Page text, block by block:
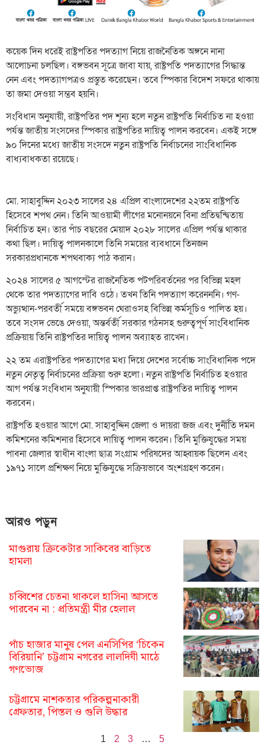
কয়েক দিন ধরেই রাষ্ট্রপতির পদত্যাগ নিয়ে রাজনৈতিক অঙ্গনে নানা
আলোচনা চলছিল। বঙ্গভবন সূত্রে জাবা যায়, রাষ্ট্রপতি পদত্যাগের সিদ্ধান্ত
নেন এবং পদত্যাগপত্রও প্রস্তুত করেছেন। তবে স্পিকার বিদেশ সফরে থাকায়
তা জমা দেওয়া সম্ভব হয়নি।
সংবিধান অনুযায়ী, রাষ্ট্রপতির পদ শূন্য হলে নতুন রাষ্ট্রপতি নির্বাচিত না হওয়া
পর্যন্ত জাতীয় সংসদের স্পিকার রাষ্ট্রপতির দায়িত্ব পালন করবেন। একই সঙ্গে
৯০ দিনের মধ্যে জাতীয় সংসদে নতুন রাষ্ট্রপতি নির্বাচনের সাংবিধানিক
বাধ্যবাধকতা রয়েছে।
মো. সাহাবুদ্দিন ২০২৩ সালের ২৪ এপ্রিল বাংলাদেশের ২২তম রাষ্ট্রপতি
হিসেবে শপথ নেন। তিনি আওয়ামী লীগের মনোনয়নে বিনা প্রতিদ্বন্দ্বিতায়
নির্বাচিত হন। তার পাঁচ বছরের মেয়াদ ২০২৮ সালের এপ্রিল পর্যন্ত থাকার
কথা ছিল। দায়িত্ব পালনকালে তিনি সময়ের ব্যবধানে তিনজন
সরকারপ্রধানকে শপথবাক্য পাঠ করান।
২০২৪ সালের ৫ আগস্টের রাজনৈতিক পটপরিবর্তনের পর বিভিন্ন মহল
থেকে তার পদত্যাগের দাবি ওঠে। তখন তিনি পদত্যাগ করেনননি। গণ-
অভ্যুত্থান-পরবর্তী সময়ে বঙ্গভবন ঘেরাওসহ বিভিন্ন কর্মসূচিও পালিত হয়।
তবে সংসদ ভেঙে দেওয়া, অন্তর্বর্তী সরকার গঠনসহ গুরুত্বপূর্ণ সাংবিধানিক
প্রক্রিয়ায় তিনি রাষ্ট্রপতির দায়িত্ব পালন অব্যাহত রাখেন।
২২ তম এরাষ্ট্রপতির পদত্যাগের মধ্য দিয়ে দেশের সর্বোচ্চ সাংবিধানিক পদে
নতুন নেতৃত্ব নির্বাচনের প্রক্রিয়া শুরু হলো। নতুন রাষ্ট্রপতি নির্বাচিত হওয়ার
আগ পর্যন্ত সংবিধান অনুযায়ী স্পিকার ভারপ্রাপ্ত রাষ্ট্রপতির দায়িত্ব পালন
করবেন।
রাষ্ট্রপতি হওয়ার আগে মো. সাহাবুদ্দিন জেলা ও দায়রা জজ এবং দুর্নীতি দমন
কমিশনের কমিশনার হিসেবে দায়িত্ব পালন করেন। তিনি মুক্তিযুদ্ধের সময়
পাবনা জেলার স্বাধীন বাংলা ছাত্র সংগ্রাম পরিষদের আহ্বায়ক ছিলেন এবং
১৯৭১ সালে প্রশিক্ষণ নিয়ে মুক্তিযুদ্ধে সক্রিয়ভাবে অংশগ্রহণ করেন।
আরও পড়ুন
মাগুরায় ক্রিকেটার সাকিবের বাড়িতে
হামলা
চব্বিশের চেতনা থাকলে হাসিনা আসতে
পারবেন না : প্রতিমন্ত্রী মীর হেলাল
পাঁচ হাজার মানুষ পেল এনসিপির ‘চিকেন
বিরিয়ানি’ চট্টগ্রাম নগরের লালদিঘী মাঠে
গণভোজ
চট্টগ্রামে নাশকতার পরিকল্পনাকারী
গ্রেফতার, পিস্তল ও গুলি উদ্ধার
1 2 3 … 5